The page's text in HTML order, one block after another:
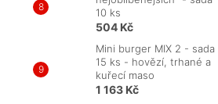
10 ks
504 Kč
Mini burger MIX 2 - sada
15 ks - hovězí, trhané a
kuřecí maso
1 163 Kč